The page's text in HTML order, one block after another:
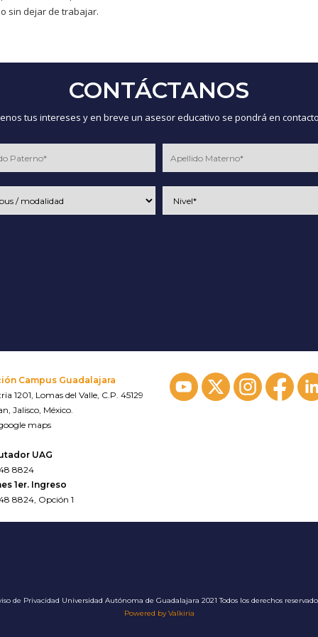
sin dejar de trabajar.
CONTÁCTANOS
tus intereses y en breve un asesor educativo se pondrá en
Campus Guadalajara
1201, Lomas del Valle, C.P. 45129
Jalisco, México.
maps
UAG
8824
1er. Ingreso
8824, Opción 1
de Privacidad Universidad Autónoma de Guadalajara 2021 Todos los derechos
Powered by Valkiria